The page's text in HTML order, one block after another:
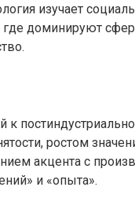
изучает
доминируют
к
ростом
акцента с
и «опыта».